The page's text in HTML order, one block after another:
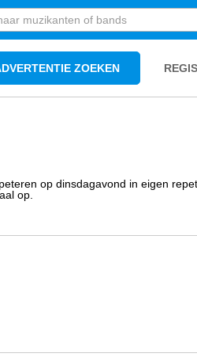
ZOEKEN
op dinsdagavond in eigen
op.